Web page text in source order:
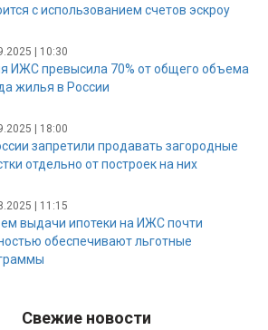
с использованием счетов эскроу
| 10:30
ИЖС превысила 70% от общего объема
жилья в России
| 18:00
запретили продавать загородные
отдельно от построек на них
| 11:15
выдачи ипотеки на ИЖС почти
обеспечивают льготные
Свежие новости